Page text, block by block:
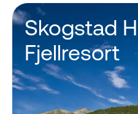
Skogstad
Fjellresort